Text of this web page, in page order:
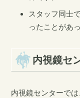
スタッフ同士
ったことがあ
内視鏡セ
内視鏡センターで